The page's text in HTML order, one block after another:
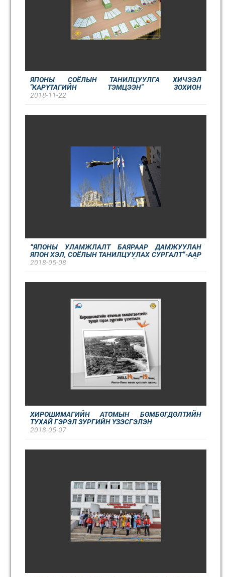
ЯПОНЫ СОЁЛЫН ТАНИЛЦУУЛГА ХИЧЭЭЛ
"КАРҮТАГИЙН ТЭМЦЭЭН" ЗОХИОН
БАЙГУУЛАГДЛАА!
2018-11-22
“ЯПОНЫ УЛАМЖЛАЛТ БАЯРААР ДАМЖУУЛАН
ЯПОН ХЭЛ, СОЁЛЫН ТАНИЛЦУУЛАХ СУРГАЛТ”-ААР
ДАМЖУУЛАН ЯПОНЫ ХҮҮХДИЙН БАЯРЫН ӨДРИЙГ
2018-05-08
ХИРОШИМАГИЙН АТОМЫН БӨМБӨГДӨЛТИЙН
ТУХАЙ ГЭРЭЛ ЗУРГИЙН ҮЗЭСГЭЛЭН
2018-05-07